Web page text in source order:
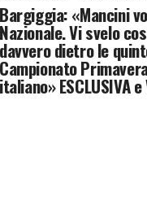
Bargiggia: «Mancini
Nazionale. Vi svelo
davvero dietro le
Campionato
italiano» ESCLUSIVA e